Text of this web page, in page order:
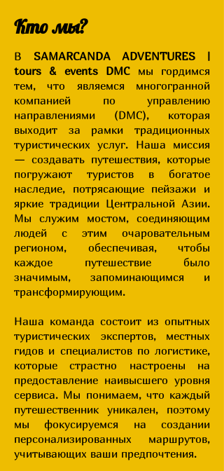
Кто мы?
В SAMARCANDA ADVENTURES |
tours & events DMCмы гордимся
тем, что являемся многогранной
компанией по управлению
направлениями (DMC), которая
выходит за рамки традиционных
туристических услуг. Наша миссия
— создавать путешествия, которые
погружают туристов в богатое
наследие, потрясающие пейзажи и
яркие традиции Центральной Азии.
Мы служим мостом, соединяющим
людей с этим очаровательным
регионом, обеспечивая, чтобы
каждое путешествие было
значимым, запоминающимся и
трансформирующим.
Наша команда состоит из опытных
туристических экспертов, местных
гидов и специалистов по логистике,
которые страстно настроены на
предоставление наивысшего уровня
сервиса. Мы понимаем, что каждый
путешественник уникален, поэтому
мы фокусируемся на создании
персонализированных маршрутов,
учитывающих ваши предпочтения.